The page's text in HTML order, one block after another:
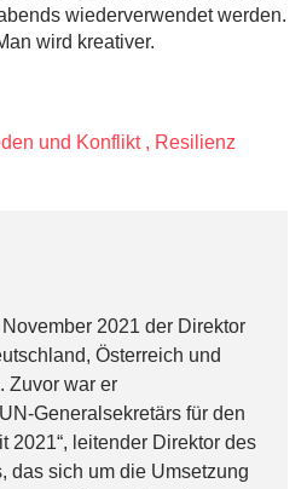
2021 der Direktor
Österreich und
Zuvor war er
Generalsekretärs für den
2021“, leitender Direktor des
das sich um die Umsetzung
wiederverwendet werden.
wird kreativer.
und Konflikt , Resilienz